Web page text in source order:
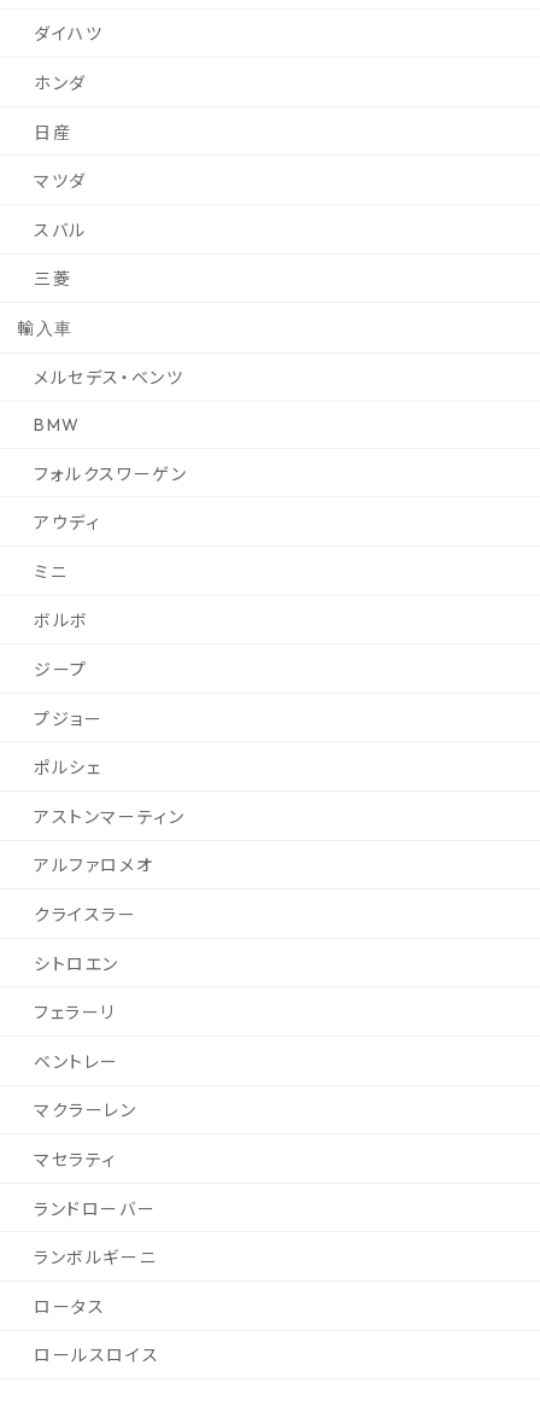
ダイハツ
ホンダ
日産
マツダ
スバル
三菱
輸入車
メルセデス・ベンツ
BMW
フォルクスワーゲン
アウディ
ミニ
ボルボ
ジープ
プジョー
ポルシェ
アストンマーティン
アルファロメオ
クライスラー
シトロエン
フェラーリ
ベントレー
マクラーレン
マセラティ
ランドローバー
ランボルギーニ
ロータス
ロールスロイス